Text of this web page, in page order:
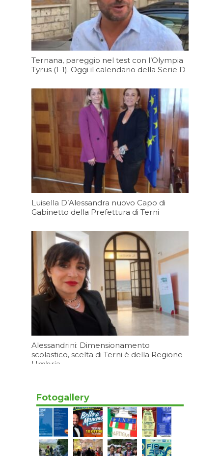
Ternana, pareggio nel test con l’Olympia
Tyrus (1-1). Oggi il calendario della Serie D
Luisella D’Alessandra nuovo Capo di
Gabinetto della Prefettura di Terni
Alessandrini: Dimensionamento
scolastico, scelta di Terni è della Regione
Umbria
Fotogallery